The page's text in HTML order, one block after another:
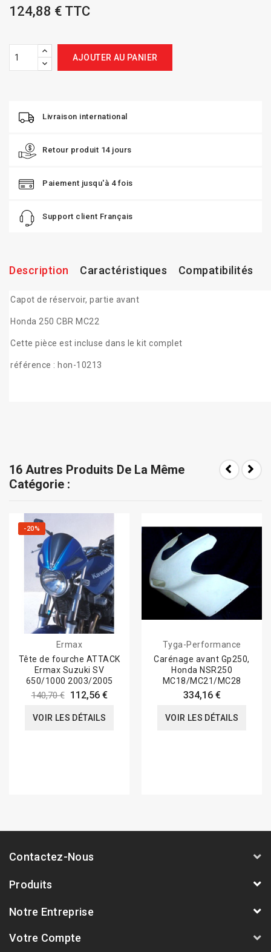
124,88 € TTC
AJOUTER AU PANIER
Livraison international
Retour produit 14 jours
Paiement jusqu'à 4 fois
Support client Français
Description Caractéristiques Compatibilités
Capot de réservoir, partie avant
Honda 250 CBR MC22
Cette pièce est incluse dans le kit complet
référence : hon-10213
16 Autres Produits De La Même
Catégorie :
-20%
Ermax
Tête de fourche ATTACK
Ermax Suzuki SV
650/1000 2003/2005
140,70 € 112,56 €
VOIR LES DÉTAILS
Tyga-Performance
Carénage avant Gp250,
Honda NSR250
MC18/MC21/MC28
334,16 €
VOIR LES DÉTAILS
Contactez-Nous
Produits
Notre Entreprise
Votre Compte